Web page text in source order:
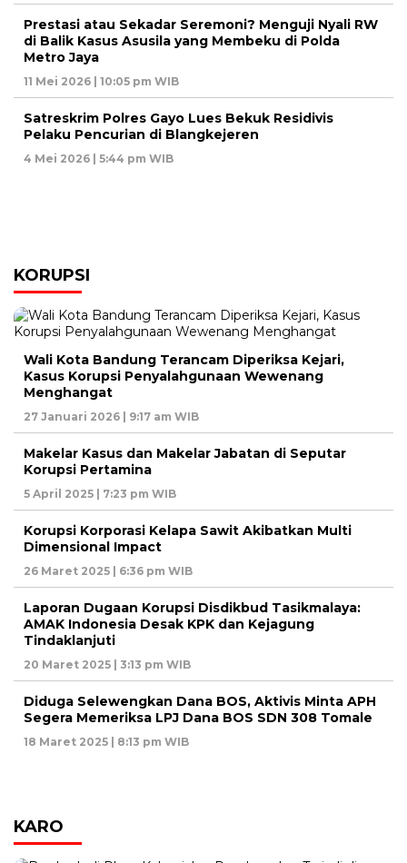
Prestasi atau Sekadar Seremoni? Menguji Nyali RW
di Balik Kasus Asusila yang Membeku di Polda
Metro Jaya
11 Mei 2026 | 10:05 pm WIB
Satreskrim Polres Gayo Lues Bekuk Residivis
Pelaku Pencurian di Blangkejeren
4 Mei 2026 | 5:44 pm WIB
KORUPSI
Wali Kota Bandung Terancam Diperiksa Kejari,
Kasus Korupsi Penyalahgunaan Wewenang
Menghangat
27 Januari 2026 | 9:17 am WIB
Makelar Kasus dan Makelar Jabatan di Seputar
Korupsi Pertamina
5 April 2025 | 7:23 pm WIB
Korupsi Korporasi Kelapa Sawit Akibatkan Multi
Dimensional Impact
26 Maret 2025 | 6:36 pm WIB
Laporan Dugaan Korupsi Disdikbud Tasikmalaya:
AMAK Indonesia Desak KPK dan Kejagung
Tindaklanjuti
20 Maret 2025 | 3:13 pm WIB
Diduga Selewengkan Dana BOS, Aktivis Minta APH
Segera Memeriksa LPJ Dana BOS SDN 308 Tomale
18 Maret 2025 | 8:13 pm WIB
KARO